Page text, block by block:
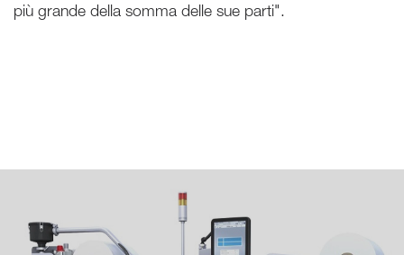
più grande della somma delle sue parti".